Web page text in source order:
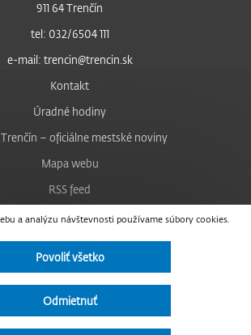
a analýzu návštevnosti používame súbory cookies.
Povoliť všetko
Odmietnuť
911 64 Trenčín
tel: 032/6504 111
e-mail: trencin@trencin.sk
Kontakt
Úradné hodiny
– oficiálne mestské noviny
Mapa webu
RSS feed
Nastavenie cookies
Facebook
Instagram
Vyhlásenie o prístupnosti